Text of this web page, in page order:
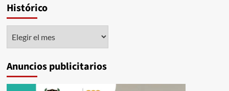
Histórico
Anuncios publicitarios